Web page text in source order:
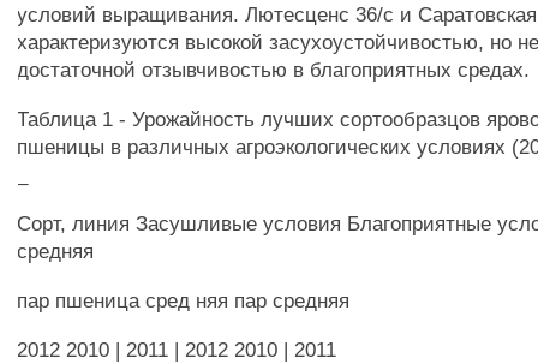
условий выращивания. Лютесценс 36/с и
характеризуются высокой засухоустойчивостью, но
достаточной отзывчивостью в благоприятных средах.
Таблица 1 - Урожайность лучших сортообразцов
пшеницы в различных агроэкологических условиях
Сорт, линия Засушливые условия Благоприятные
средняя
пар пшеница сред няя пар средняя
2012 2010 | 2011 | 2012 2010 | 2011